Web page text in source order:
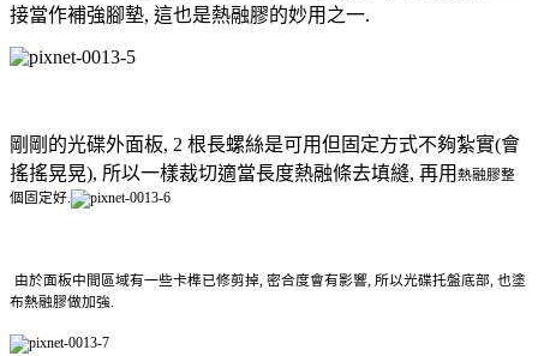
接當作補強腳墊, 這也是熱融膠的妙用之一.
剛剛的光碟外面板, 2 根長螺絲是可用但固定方式不夠紮實(會
搖搖晃晃), 所以一樣裁切適當長度熱融條去填縫, 再用 熱融膠整
個固定好.
由於面板中間區域有一些卡榫已修剪掉, 密合度會有影響, 所以光碟托盤底部, 也塗
布熱融膠做加強.